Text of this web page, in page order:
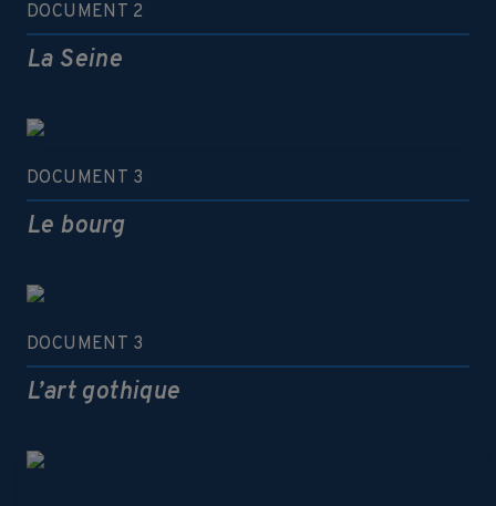
DOCUMENT 2
La Seine
DOCUMENT 3
Le bourg
DOCUMENT 3
L’art gothique